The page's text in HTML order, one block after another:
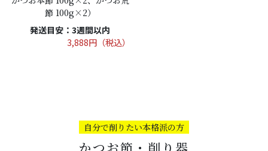
節 100g×2）
発送目安：3週間以内
3,888円（税込）
自分で削りたい本格派の方
かつお節・削り器